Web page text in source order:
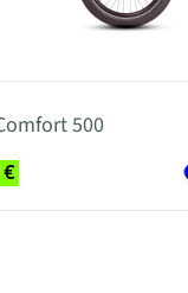
500
€